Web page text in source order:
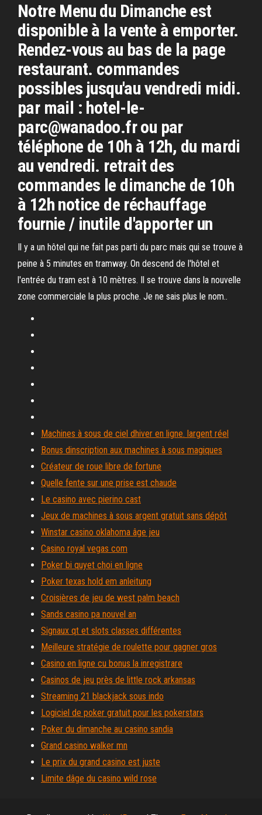
Notre Menu du Dimanche est
disponible à la vente à emporter.
Rendez-vous au bas de la page
restaurant. commandes
possibles jusqu'au vendredi midi.
par mail : hotel-le-
parc@wanadoo.fr ou par
téléphone de 10h à 12h, du mardi
au vendredi. retrait des
commandes le dimanche de 10h
à 12h notice de réchauffage
fournie / inutile d'apporter un
Il y a un hôtel qui ne fait pas parti du parc mais qui se trouve à
peine à 5 minutes en tramway. On descend de l'hôtel et
l'entrée du tram est à 10 mètres. Il se trouve dans la nouvelle
zone commerciale la plus proche. Je ne sais plus le nom..
Machines à sous de ciel dhiver en ligne. largent réel
Bonus dinscription aux machines à sous magiques
Créateur de roue libre de fortune
Quelle fente sur une prise est chaude
Le casino avec pierino cast
Jeux de machines à sous argent gratuit sans dépôt
Winstar casino oklahoma âge jeu
Casino royal vegas com
Poker bi quyet choi en ligne
Poker texas hold em anleitung
Croisières de jeu de west palm beach
Sands casino pa nouvel an
Signaux qt et slots classes différentes
Meilleure stratégie de roulette pour gagner gros
Casino en ligne cu bonus la inregistrare
Casinos de jeu près de little rock arkansas
Streaming 21 blackjack sous indo
Logiciel de poker gratuit pour les pokerstars
Poker du dimanche au casino sandia
Grand casino walker mn
Le prix du grand casino est juste
Limite dâge du casino wild rose